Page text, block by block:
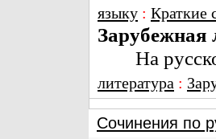
языку : Краткие
Зарубежная
На
литература :
Сочинения по